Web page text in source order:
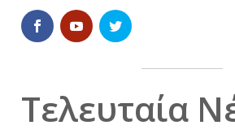
Τελευταία